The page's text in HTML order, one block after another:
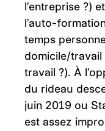
l’entreprise ?)
l’auto-
temps
domicile/travail
travail ?). À
du rideau
juin 2019 ou
est assez